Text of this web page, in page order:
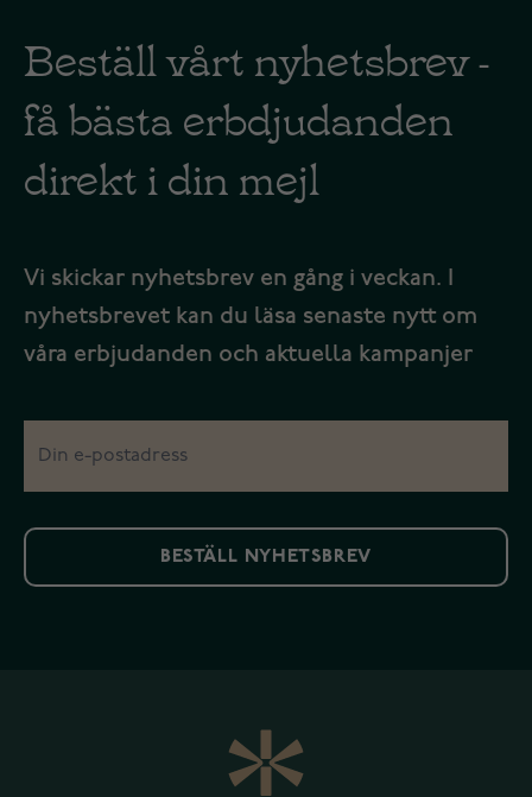
Beställ vårt nyhetsbrev -
få bästa erbdjudanden
direkt i din mejl
Vi skickar nyhetsbrev en gång i veckan. I
nyhetsbrevet kan du läsa senaste nytt om
våra erbjudanden och aktuella kampanjer
BESTÄLL NYHETSBREV